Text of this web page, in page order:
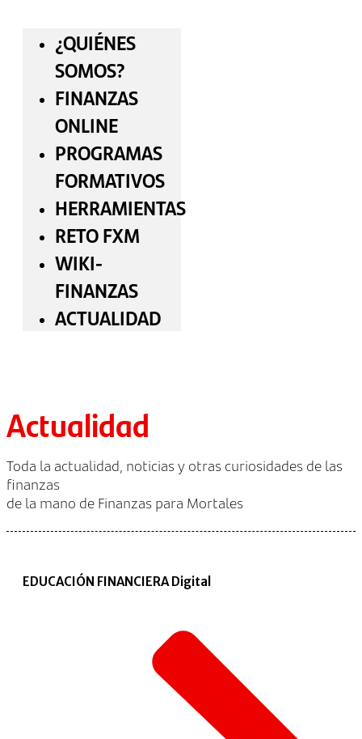
¿QUIÉNES
SOMOS?
FINANZAS
ONLINE
PROGRAMAS
FORMATIVOS
HERRAMIENTAS
RETO FXM
WIKI-
FINANZAS
ACTUALIDAD
Actualidad
Toda la actualidad, noticias y otras curiosidades de las
finanzas
de la mano de Finanzas para Mortales
EDUCACIÓN FINANCIERA Digital